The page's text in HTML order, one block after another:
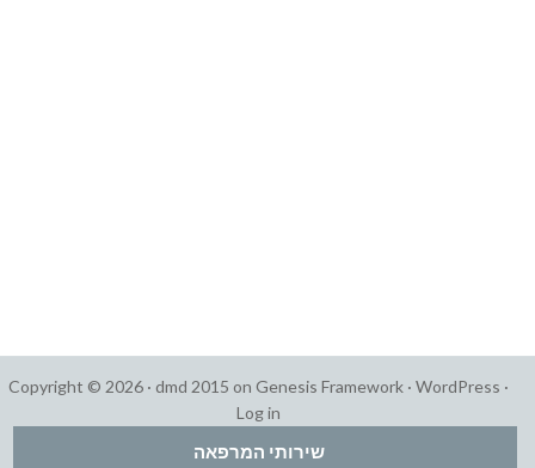
Copyright © 2026 · dmd 2015 on Genesis Framework · WordPress ·
Log in
שירותי המרפאה